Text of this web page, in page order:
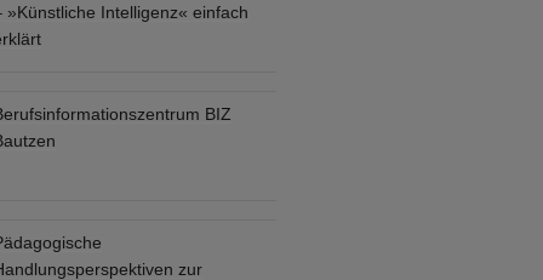
»Künstliche Intelligenz« einfach
BIZ
zur